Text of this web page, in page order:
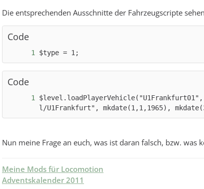
Die entsprechenden Ausschnitte der Fahrzeugscripte
Code
$type = 1;
Code
$level.loadPlayerVehicle("U1Frankfurt01",
l/U1Frankfurt", mkdate(1,1,1965),
Nun meine Frage an euch, was ist daran falsch, bzw. was
Meine Mods für Locomotion
Adventskalender 2011